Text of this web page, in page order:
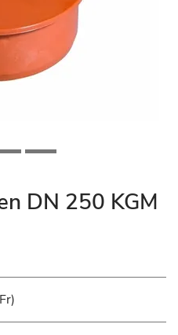
DN 250 KGM